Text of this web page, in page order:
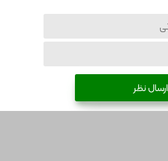
ارسال نظر